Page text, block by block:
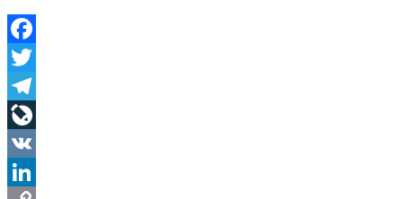
Facebook
Twitter
Telegram
LiveJournal
VK